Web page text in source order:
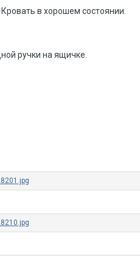
в хорошем состоянии.
ручки на ящичке.